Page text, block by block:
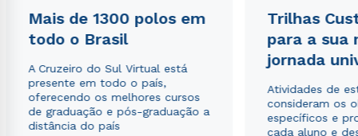
Mais de 1300 polos em
todo o Brasil
A Cruzeiro do Sul Virtual está
presente em todo o país,
oferecendo os melhores cursos
de graduação e pós-graduação a
distância do país
Trilhas
para a sua
jornada
Atividades de
consideram os
específicos e
cada aluno e